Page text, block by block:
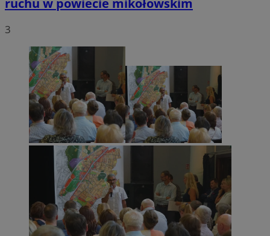
ruchu w powiecie mikołowskim
3